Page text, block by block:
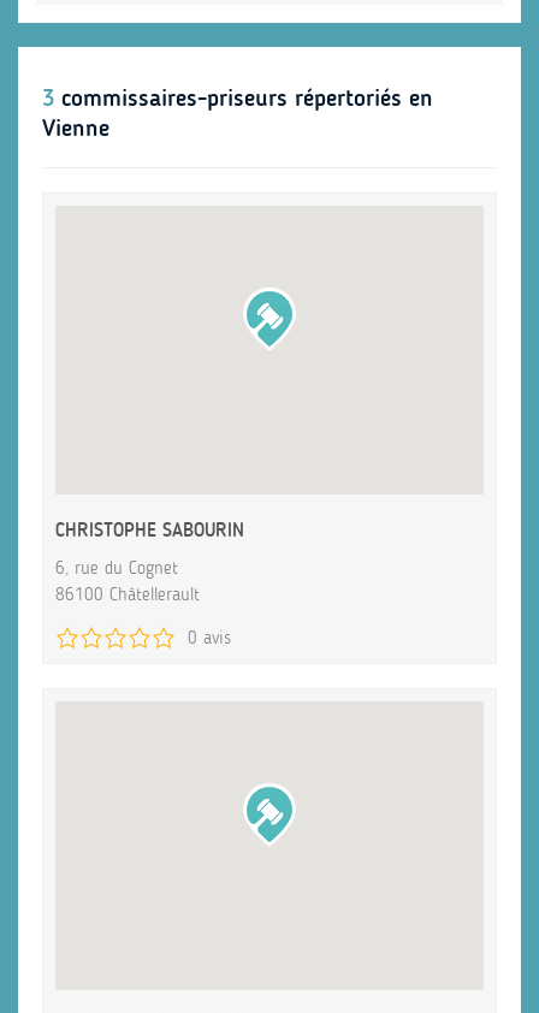
3 commissaires-priseurs répertoriés en
Vienne
CHRISTOPHE SABOURIN
6, rue du Cognet
86100 Châtellerault
0 avis